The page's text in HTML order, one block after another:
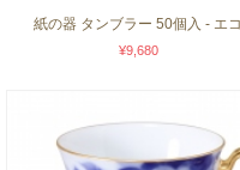
紙の器 タンブラー 50個入 - エコ
¥9,680